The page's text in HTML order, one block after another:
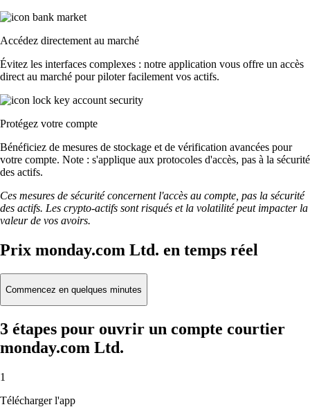
Accédez directement au marché
Évitez les interfaces complexes : notre application vous offre un accès
direct au marché pour piloter facilement vos actifs.
Protégez votre compte
Bénéficiez de mesures de stockage et de vérification avancées pour
votre compte. Note : s'applique aux protocoles d'accès, pas à la sécurité
des actifs.
Ces mesures de sécurité concernent l'accès au compte, pas la sécurité
des actifs. Les crypto-actifs sont risqués et la volatilité peut impacter la
valeur de vos avoirs.
Prix monday.com Ltd. en temps réel
Commencez en quelques minutes
3 étapes pour ouvrir un compte courtier
monday.com Ltd.
1
Télécharger l'app